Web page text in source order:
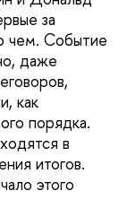
за
чем. Событие
даже
как
порядка.
в
итогов.
этого